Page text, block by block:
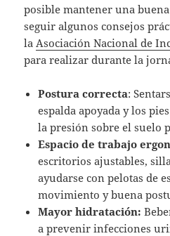
posible mantener una
seguir algunos consejos
la Asociación Nacional de
para realizar durante la
Postura correcta:
espalda apoyada y los
la presión sobre el suelo
Espacio de trabajo
escritorios ajustables,
ayudarse con pelotas de
movimiento y buena
Mayor hidratación:
a prevenir infecciones